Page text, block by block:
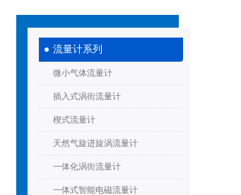
流量计系列
微小气体流量计
插入式涡街流量计
楔式流量计
天然气旋进旋涡流量计
一体化涡街流量计
一体式智能电磁流量计